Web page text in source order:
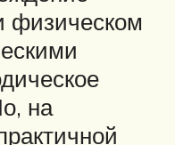
физическом
на